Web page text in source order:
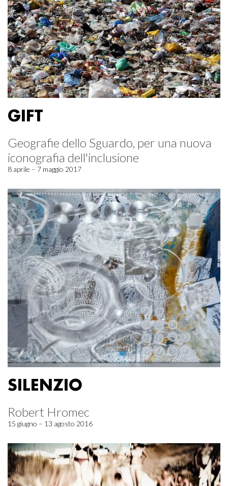
GIFT
Geografie dello Sguardo, per una nuova
iconografia dell'inclusione
8 aprile – 7 maggio 2017
SILENZIO
Robert Hromec
15 giugno – 13 agosto 2016